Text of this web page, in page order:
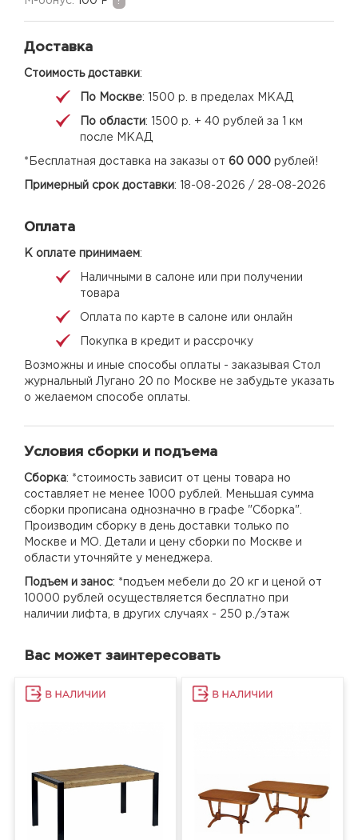
Доставка
Стоимость доставки:
По Москве: 1500 р. в пределах МКАД
По области: 1500 р. + 40 рублей за 1 км
после МКАД
*Бесплатная доставка на заказы от 60 000 рублей!
Примерный срок доставки: 18-08-2026 / 28-08-2026
Оплата
К оплате принимаем:
Наличными в салоне или при получении
товара
Оплата по карте в салоне или онлайн
Покупка в кредит и рассрочку
Возможны и иные способы оплаты - заказывая Стол
журнальный Лугано 20 по Москве не забудьте указать
о желаемом способе оплаты.
Условия сборки и подъема
Сборка: *стоимость зависит от цены товара но
составляет не менее 1000 рублей. Меньшая сумма
сборки прописана однозначно в графе "Сборка".
Производим сборку в день доставки только по
Москве и МО. Детали и цену сборки по Москве и
области уточняйте у менеджера.
Подъем и занос: *подъем мебели до 20 кг и ценой от
10000 рублей осуществляется бесплатно при
наличии лифта, в других случаях - 250 р./этаж
Вас может заинтересовать